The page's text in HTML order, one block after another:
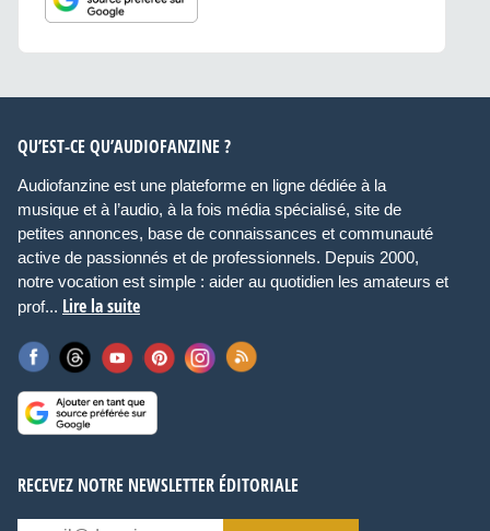
QU’EST-CE QU’AUDIOFANZINE ?
Audiofanzine est une plateforme en ligne dédiée à la
musique et à l’audio, à la fois média spécialisé, site de
petites annonces, base de connaissances et communauté
active de passionnés et de professionnels. Depuis 2000,
notre vocation est simple : aider au quotidien les amateurs et
prof... Lire la suite
RECEVEZ NOTRE NEWSLETTER ÉDITORIALE